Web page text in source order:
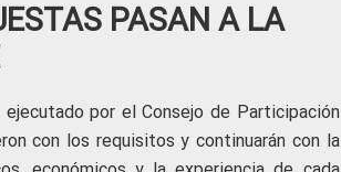
PASAN A LA
por el Consejo de Participación
con los requisitos y continuarán con la